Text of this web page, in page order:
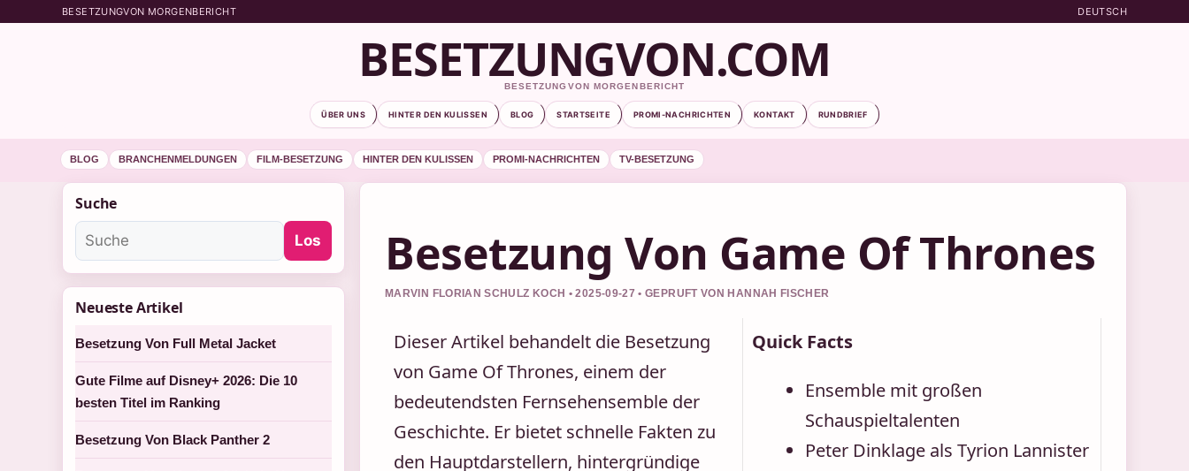
BESETZUNGVON MORGENBERICHT DEUTSCH
BESETZUNGVON.COM
BESETZUNGVON MORGENBERICHT
ÜBER UNS HINTER DEN KULISSEN BLOG STARTSEITE PROMI-NACHRICHTEN KONTAKT RUNDBRIEF
BLOG BRANCHENMELDUNGEN FILM-BESETZUNG HINTER DEN KULISSEN PROMI-NACHRICHTEN TV-BESETZUNG
Besetzung Von Game Of Thrones
MARVIN FLORIAN SCHULZ KOCH • 2025-09-27 • GEPRUFT VON HANNAH FISCHER
Dieser Artikel behandelt die Besetzung
von Game Of Thrones, einem der
bedeutendsten Fernsehensemble der
Geschichte. Er bietet schnelle Fakten zu
den Hauptdarstellern, hintergründige
Quick Facts
Ensemble mit großen
Schauspieltalenten
Peter Dinklage als Tyrion Lannister
Suche
Los
Neueste Artikel
Besetzung Von Full Metal Jacket
Gute Filme auf Disney+ 2026: Die 10
besten Titel im Ranking
Besetzung Von Black Panther 2